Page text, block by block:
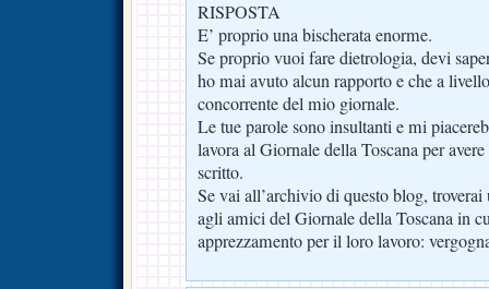
RISPOSTA
E’ proprio una bischerata enorme.
Se proprio vuoi fare dietrologia, devi
ho mai avuto alcun rapporto e che a
concorrente del mio giornale.
Le tue parole sono insultanti e mi
lavora al Giornale della Toscana per
scritto.
Se vai all’archivio di questo blog,
agli amici del Giornale della Toscana in
apprezzamento per il loro lavoro: